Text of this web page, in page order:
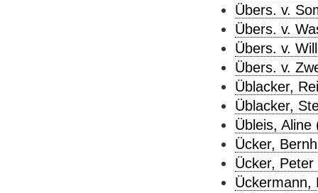
Übers. v.
Übers. v.
Übers. v.
Übers. v.
Üblacker,
Üblacker,
Übleis, Aline
Ücker,
Ücker, Peter
Ückermann,